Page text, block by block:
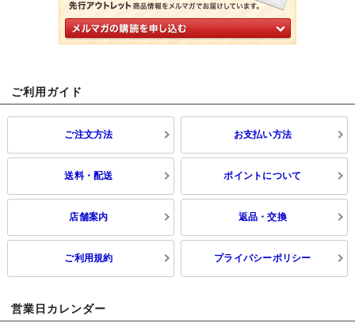
ご利用ガイド
ご注文方法 お支払い方法
送料・配送 ポイントについて
店舗案内 返品・交換
ご利用規約 プライバシーポリシー
営業日カレンダー